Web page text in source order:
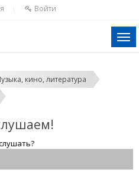
Войти
кино, литература